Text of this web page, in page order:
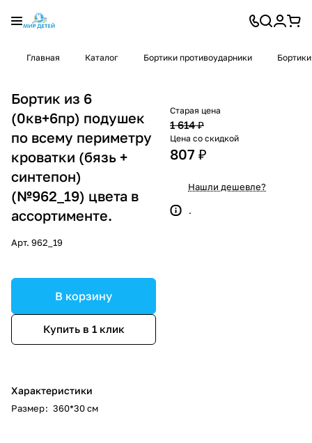
Главная Каталог Бортики противоударники
Бортик из 6
(0кв+6пр) подушек
по всему периметру
кроватки (бязь +
синтепон)
(№962_19) цвета в
ассортименте.
Арт. 962_19
В корзину
Купить в 1 клик
Характеристики
Размер: 360*30 см
Старая цена
1 614 ₽
Цена со скидкой
807 ₽
Нашли дешевле?
.